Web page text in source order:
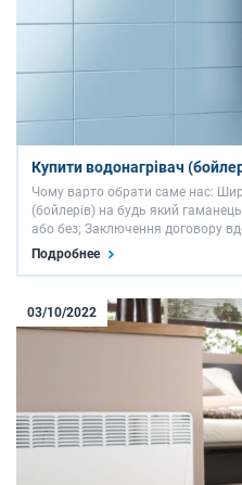
Купити водонагрівач
Чому варто обрати саме нас:
(бойлерів) на будь який
або без; Заключення договору
Вашого дому; Гарантія до 10
водонагрівачі (бойлери) у …
Подробнее
03/10/2022